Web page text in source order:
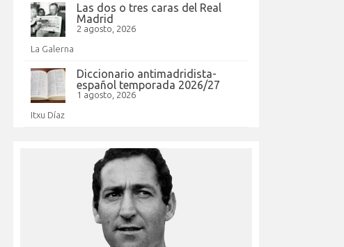
Las dos o tres caras del Real
Madrid
2 agosto, 2026
La Galerna
Diccionario antimadridista-
español temporada 2026/27
1 agosto, 2026
Itxu Díaz